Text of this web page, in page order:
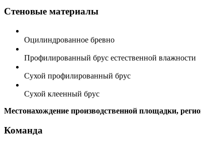
Стеновые материалы
Оцилиндрованное бревно
Профилированный брус естественной влажности
Сухой профилированный брус
Сухой клеенный брус
Местонахождение производственной площадки,
Команда